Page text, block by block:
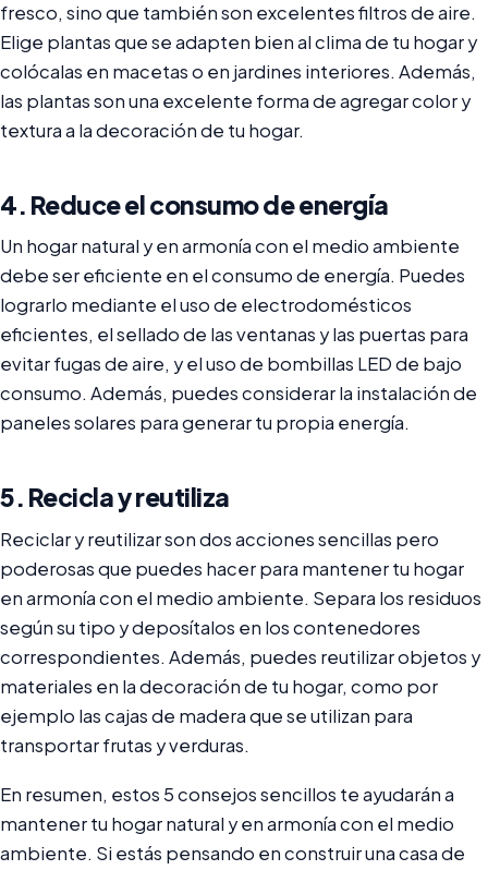
fresco, sino que también son excelentes filtros de aire.
Elige plantas que se adapten bien al clima de tu hogar y
colócalas en macetas o en jardines interiores. Además,
las plantas son una excelente forma de agregar color y
textura a la decoración de tu hogar.
4. Reduce el consumo de energía
Un hogar natural y en armonía con el medio ambiente
debe ser eficiente en el consumo de energía. Puedes
lograrlo mediante el uso de electrodomésticos
eficientes, el sellado de las ventanas y las puertas para
evitar fugas de aire, y el uso de bombillas LED de bajo
consumo. Además, puedes considerar la instalación de
paneles solares para generar tu propia energía.
5. Recicla y reutiliza
Reciclar y reutilizar son dos acciones sencillas pero
poderosas que puedes hacer para mantener tu hogar
en armonía con el medio ambiente. Separa los residuos
según su tipo y deposítalos en los contenedores
correspondientes. Además, puedes reutilizar objetos y
materiales en la decoración de tu hogar, como por
ejemplo las cajas de madera que se utilizan para
transportar frutas y verduras.
En resumen, estos 5 consejos sencillos te ayudarán a
mantener tu hogar natural y en armonía con el medio
ambiente. Si estás pensando en construir una casa de